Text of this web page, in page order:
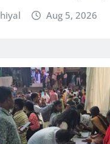
Aug 5, 2026